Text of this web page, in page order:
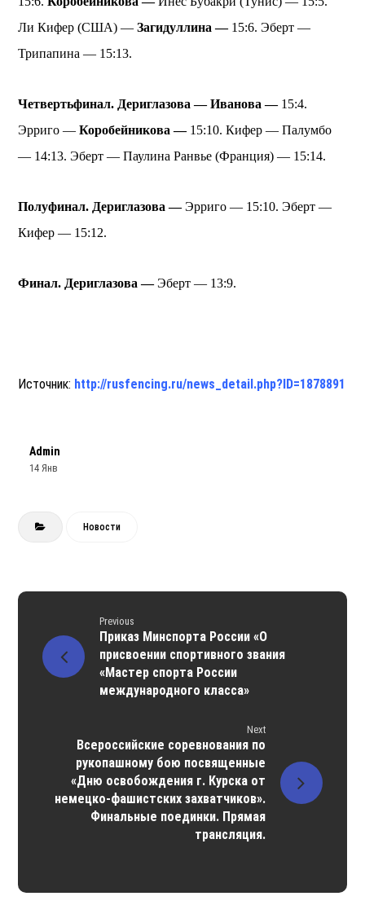
Ли Кифер (США) —Загидуллина — 15:6. Эберт —
Трипапина — 15:13.
Четвертьфинал. Дериглазова —Иванова — 15:4.
Эрриго —Коробейникова — 15:10. Кифер — Палумбо
— 14:13. Эберт — Паулина Ранвье (Франция) — 15:14.
Полуфинал. Дериглазова —Эрриго — 15:10. Эберт —
Кифер — 15:12.
Финал. Дериглазова —Эберт — 13:9.
Источник: http://rusfencing.ru/news_detail.php?ID=1878891
Admin
14 Янв
Новости
Previous
Приказ Минспорта России «О
присвоении спортивного звания
«Мастер спорта России
международного класса»
Next
Всероссийские соревнования по
рукопашному бою посвященные
«Дню освобождения г. Курска от
немецко-фашистских захватчиков».
Финальные поединки. Прямая
трансляция.